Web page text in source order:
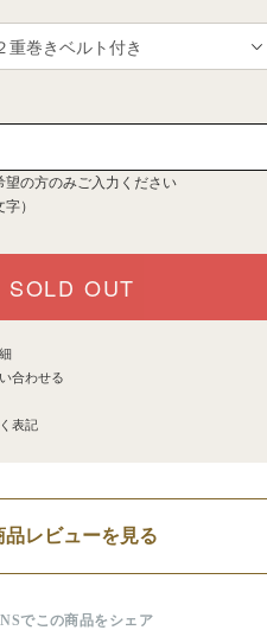
の方のみご入力ください
）
SOLD OUT
合わせる
表記
品レビューを見る
でこの商品をシェア